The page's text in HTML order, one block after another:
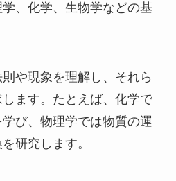
、化学、生物学などの基
や現象を理解し、それら
ます。たとえば、化学で
び、物理学では物質の運
研究します。